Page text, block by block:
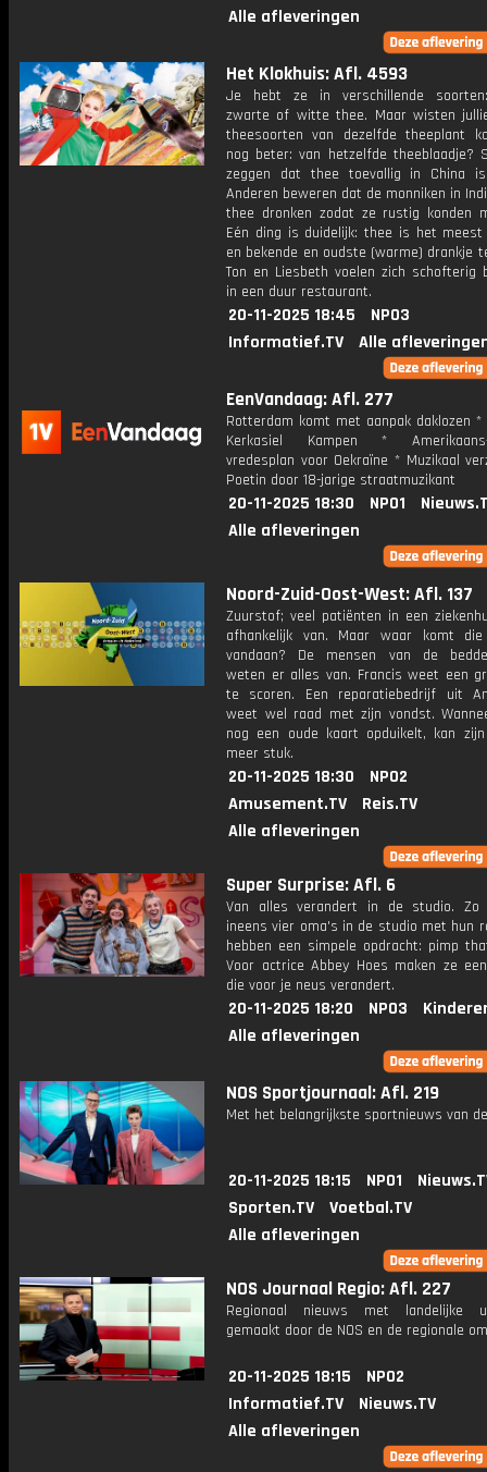
Alle afleveringen
Het Klokhuis: Afl. 4593
Je hebt ze in verschillende
zwarte of witte thee. Maar wisten
theesoorten van dezelfde theeplant
nog beter: van hetzelfde theeblaadje?
zeggen dat thee toevallig in China
Anderen beweren dat de monniken in
thee dronken zodat ze rustig konden
Eén ding is duidelijk: thee is het meest
en bekende en oudste (warme) drankje
Ton en Liesbeth voelen zich schofterig
in een duur restaurant.
20-11-2025 18:45
NPO3
Informatief.TV
Alle
EenVandaag: Afl. 277
Rotterdam komt met aanpak daklozen
Kerkasiel Kampen * Amerikaans-
vredesplan voor Oekraïne * Muzikaal
Poetin door 18-jarige straatmuzikant
20-11-2025 18:30 NPO1
Alle afleveringen
Noord-Zuid-Oost-West: Afl. 137
Zuurstof; veel patiënten in een
afhankelijk van. Maar waar komt
vandaan? De mensen van de
weten er alles van. Francis weet een
te scoren. Een reparatiebedrijf uit
weet wel raad met zijn vondst.
nog een oude kaart opduikelt, kan
meer stuk.
20-11-2025 18:30
NPO2
Amusement.TV
Reis.TV
Alle afleveringen
Super Surprise: Afl. 6
Van alles verandert in de studio.
ineens vier oma's in de studio met hun
hebben een simpele opdracht: pimp
Voor actrice Abbey Hoes maken ze
die voor je neus verandert.
20-11-2025 18:20 NPO3
Alle afleveringen
NOS Sportjournaal: Afl. 219
Met het belangrijkste sportnieuws van
20-11-2025 18:15 NPO1
Sporten.TV
Voetbal.TV
Alle afleveringen
NOS Journaal Regio: Afl. 227
Regionaal nieuws met landelijke
gemaakt door de NOS en de regionale
20-11-2025 18:15
NPO2
Informatief.TV
Nieuws.TV
Alle afleveringen